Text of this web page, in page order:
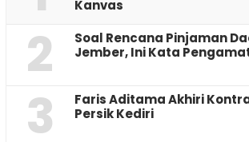
Kanvas
2
‎Soal Rencana Pinjaman
Jember, Ini Kata
3
Faris Aditama Akhiri
Persik Kediri